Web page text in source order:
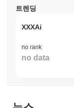
서 검증자는 자신
됩니다. 이는 참
된 자산은 악의
다. 이 프로토콜
화 기술을 사용하
이 암호화는 사
록 하는 거버넌
트렌딩
XXXAi
no rank
no data